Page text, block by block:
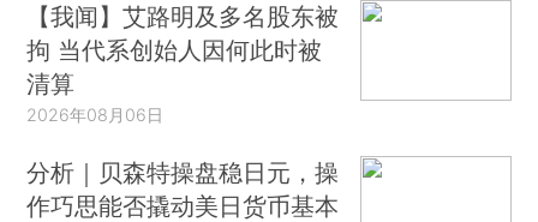
【我闻】艾路明及多名股东被
拘 当代系创始人因何此时被
清算
2026年08月06日
分析｜贝森特操盘稳日元，操
作巧思能否撬动美日货币基本